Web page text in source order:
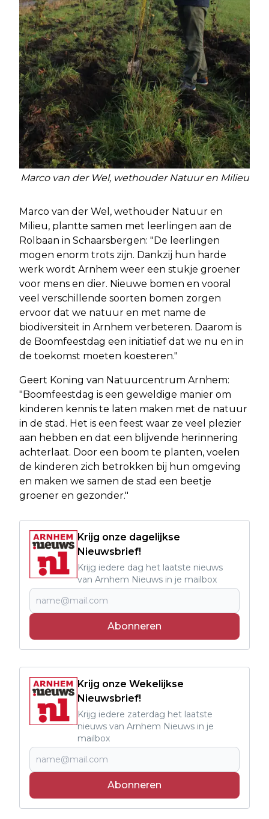
Marco van der Wel, wethouder Natuur en Milieu
Marco van der Wel, wethouder Natuur en
Milieu, plantte samen met leerlingen aan de
Rolbaan in Schaarsbergen: "De leerlingen
mogen enorm trots zijn. Dankzij hun harde
werk wordt Arnhem weer een stukje groener
voor mens en dier. Nieuwe bomen en vooral
veel verschillende soorten bomen zorgen
ervoor dat we natuur en met name de
biodiversiteit in Arnhem verbeteren. Daarom is
de Boomfeestdag een initiatief dat we nu en in
de toekomst moeten koesteren."
Geert Koning van Natuurcentrum Arnhem:
"Boomfeestdag is een geweldige manier om
kinderen kennis te laten maken met de natuur
in de stad. Het is een feest waar ze veel plezier
aan hebben en dat een blijvende herinnering
achterlaat. Door een boom te planten, voelen
de kinderen zich betrokken bij hun omgeving
en maken we samen de stad een beetje
groener en gezonder."
Krijg onze dagelijkse
Nieuwsbrief!
Krijg iedere dag het laatste nieuws
van Arnhem Nieuws in je mailbox
Abonneren
Krijg onze Wekelijkse
Nieuwsbrief!
Krijg iedere zaterdag het laatste
nieuws van Arnhem Nieuws in je
mailbox
Abonneren